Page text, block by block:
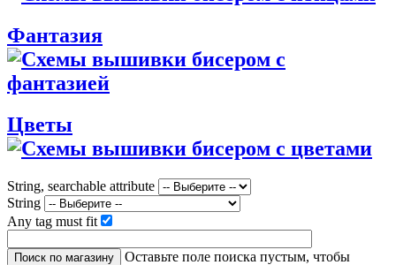
Фантазия
Цветы
String, searchable attribute
String
Any tag must fit
Оставьте поле поиска пустым, чтобы